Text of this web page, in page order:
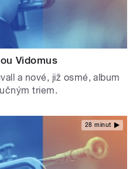
Vidomus
a nové, již osmé, album
triem.
28 minut